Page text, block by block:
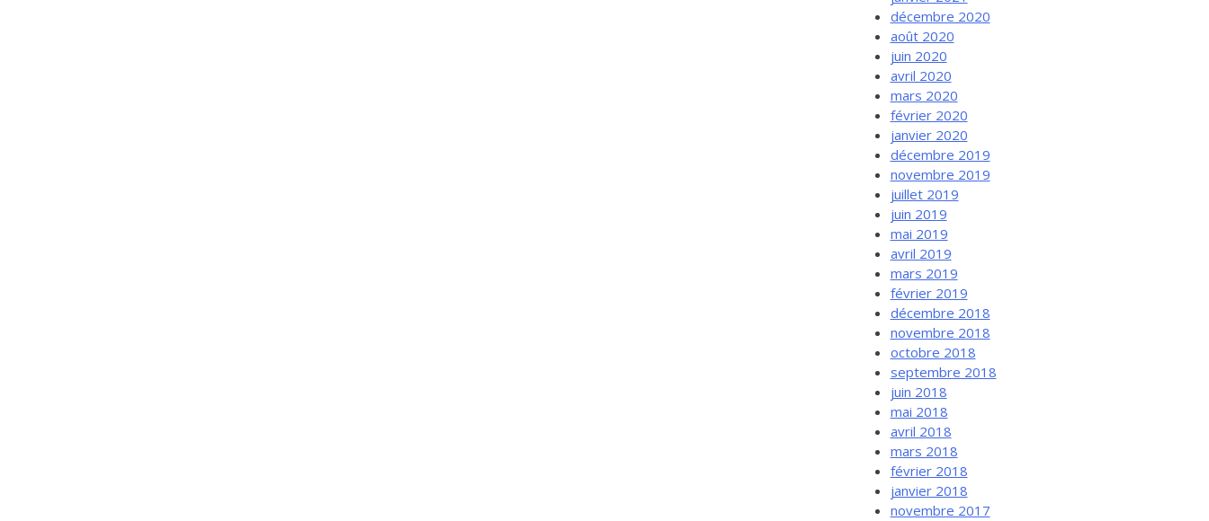
décembre 2020
août 2020
juin 2020
avril 2020
mars 2020
février 2020
janvier 2020
décembre 2019
novembre 2019
juillet 2019
juin 2019
mai 2019
avril 2019
mars 2019
février 2019
décembre 2018
novembre 2018
octobre 2018
septembre 2018
juin 2018
mai 2018
avril 2018
mars 2018
février 2018
janvier 2018
novembre 2017